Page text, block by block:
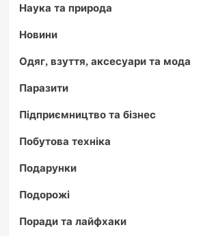
Наука та природа
Новини
Одяг, взуття, аксесуари та мода
Паразити
Підприємництво та бізнес
Побутова техніка
Подарунки
Подорожі
Поради та лайфхаки